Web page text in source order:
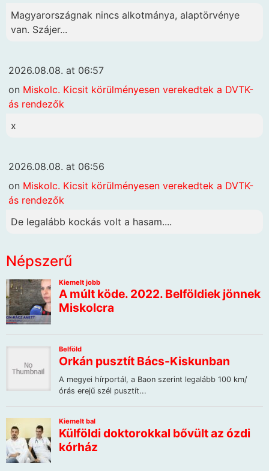
Magyarországnak nincs alkotmánya, alaptörvénye
van. Szájer...
2026.08.08. at 06:57
on Miskolc. Kicsit körülményesen verekedtek a DVTK-
ás rendezők
x
2026.08.08. at 06:56
on Miskolc. Kicsit körülményesen verekedtek a DVTK-
ás rendezők
De legalább kockás volt a hasam....
Népszerű